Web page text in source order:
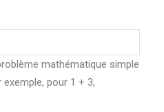
mathématique simple
pour 1 + 3,